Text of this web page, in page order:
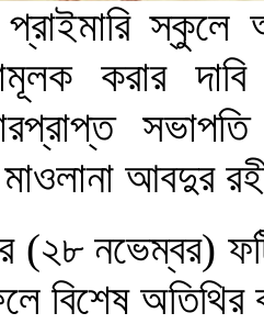
প্রাইমারি
করার
আবদুর
(২৮ নভেম্বর)
বিশেষ